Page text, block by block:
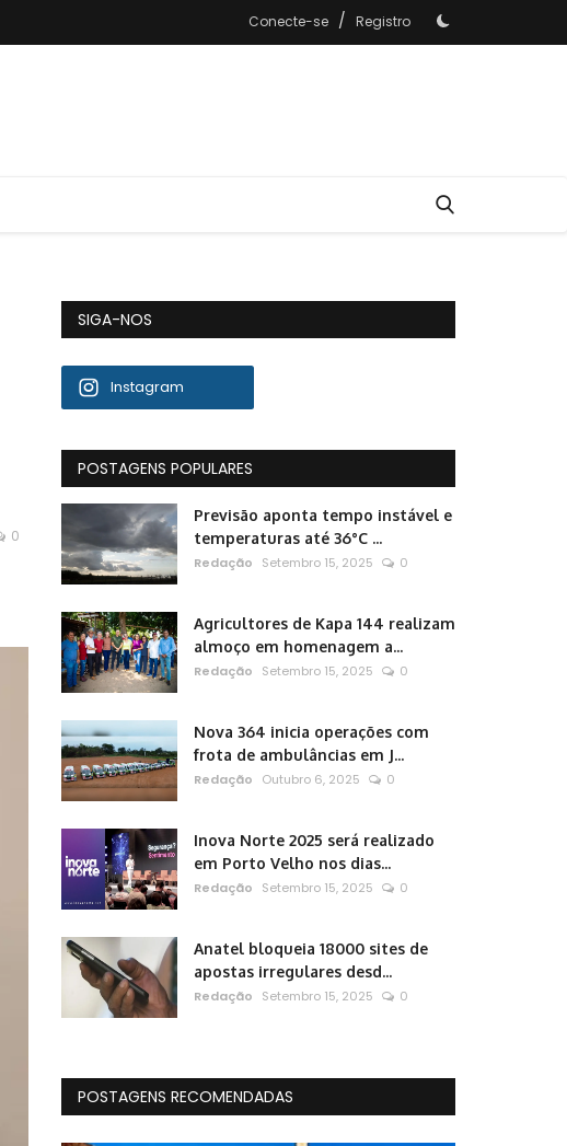
Conecte-se / Registro
0
SIGA-NOS
Instagram
POSTAGENS POPULARES
Previsão aponta tempo instável e
temperaturas até 36°C ...
Redação Setembro 15, 2025 0
Agricultores de Kapa 144 realizam
almoço em homenagem a...
Redação Setembro 15, 2025 0
Nova 364 inicia operações com
frota de ambulâncias em J...
Redação Outubro 6, 2025 0
Inova Norte 2025 será realizado
em Porto Velho nos dias...
Redação Setembro 15, 2025 0
Anatel bloqueia 18000 sites de
apostas irregulares desd...
Redação Setembro 15, 2025 0
POSTAGENS RECOMENDADAS